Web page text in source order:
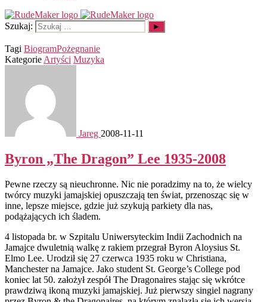
Szukaj:
Tagi BiogramPożegnanie
Kategorie Artyści Muzyka
Jareg 2008-11-11
Byron „The Dragon” Lee 1935-2008
Pewne rzeczy są nieuchronne. Nic nie poradzimy na to, że wielcy
twórcy muzyki jamajskiej opuszczają ten świat, przenosząc się w
inne, lepsze miejsce, gdzie już szykują parkiety dla nas,
podążających ich śladem.
4 listopada br. w Szpitalu Uniwersyteckim Indii Zachodnich na
Jamajce dwuletnią walkę z rakiem przegrał Byron Aloysius St.
Elmo Lee. Urodził się 27 czerwca 1935 roku w Christiana,
Manchester na Jamajce. Jako student St. George’s College pod
koniec lat 50. założył zespół The Dragonaires stając się wkrótce
prawdziwą ikoną muzyki jamajskiej. Już pierwszy singiel nagrany